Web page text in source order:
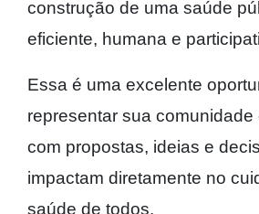
construção de uma saúde
eficiente, humana e
Essa é uma excelente
representar sua comunidade
com propostas, ideias e
impactam diretamente no
saúde de todos.